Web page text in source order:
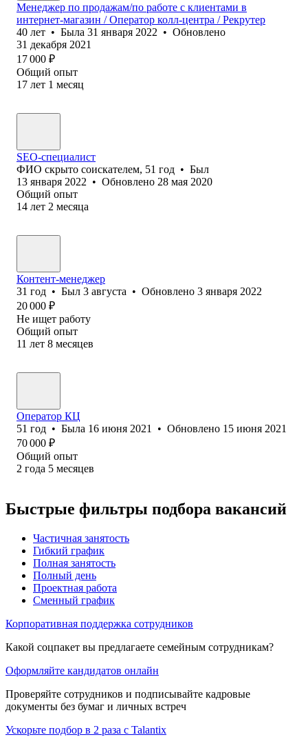
Менеджер по продажам/по работе с клиентами в
интернет-магазин / Оператор колл-центра / Рекрутер
40 лет • Была 31 января 2022 • Обновлено
31 декабря 2021
17 000 ₽
Общий опыт
17 лет 1 месяц
SEO-специалист
ФИО скрыто соискателем, 51 год • Был
13 января 2022 • Обновлено 28 мая 2020
Общий опыт
14 лет 2 месяца
Контент-менеджер
31 год • Был 3 августа • Обновлено 3 января 2022
20 000 ₽
Не ищет работу
Общий опыт
11 лет 8 месяцев
Оператор КЦ
51 год • Была 16 июня 2021 • Обновлено 15 июня 2021
70 000 ₽
Общий опыт
2 года 5 месяцев
Быстрые фильтры подбора вакансий
Частичная занятость
Гибкий график
Полная занятость
Полный день
Проектная работа
Сменный график
Корпоративная поддержка сотрудников
Какой соцпакет вы предлагаете семейным сотрудникам?
Оформляйте кандидатов онлайн
Проверяйте сотрудников и подписывайте кадровые
документы без бумаг и личных встреч
Ускорьте подбор в 2 раза с Talantix